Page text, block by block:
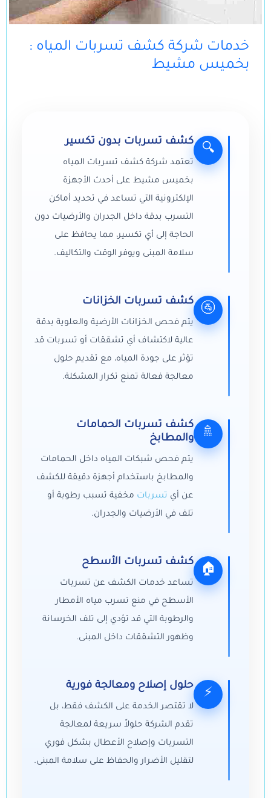
: خدمات شركة كشف تسربات المياه
بخميس مشيط
🔍
كشف تسربات بدون تكسير
تعتمد شركة كشف تسربات المياه
بخميس مشيط على أحدث الأجهزة
الإلكترونية التي تساعد في تحديد أماكن
التسرب بدقة داخل الجدران والأرضيات دون
الحاجة إلى أي تكسير، مما يحافظ على
سلامة المبنى ويوفر الوقت والتكاليف.
🚰
كشف تسربات الخزانات
يتم فحص الخزانات الأرضية والعلوية بدقة
عالية لاكتشاف أي تشققات أو تسربات قد
تؤثر على جودة المياه، مع تقديم حلول
معالجة فعالة تمنع تكرار المشكلة.
🚿
كشف تسربات الحمامات
والمطابخ
يتم فحص شبكات المياه داخل الحمامات
والمطابخ باستخدام أجهزة دقيقة للكشف
عن أي تسربات مخفية تسبب رطوبة أو
تلف في الأرضيات والجدران.
🏠
كشف تسربات الأسطح
تساعد خدمات الكشف عن تسربات
الأسطح في منع تسرب مياه الأمطار
والرطوبة التي قد تؤدي إلى تلف الخرسانة
وظهور التشققات داخل المبنى.
⚡
حلول إصلاح ومعالجة فورية
لا تقتصر الخدمة على الكشف فقط، بل
تقدم الشركة حلولاً سريعة لمعالجة
التسربات وإصلاح الأعطال بشكل فوري
لتقليل الأضرار والحفاظ على سلامة المبنى.